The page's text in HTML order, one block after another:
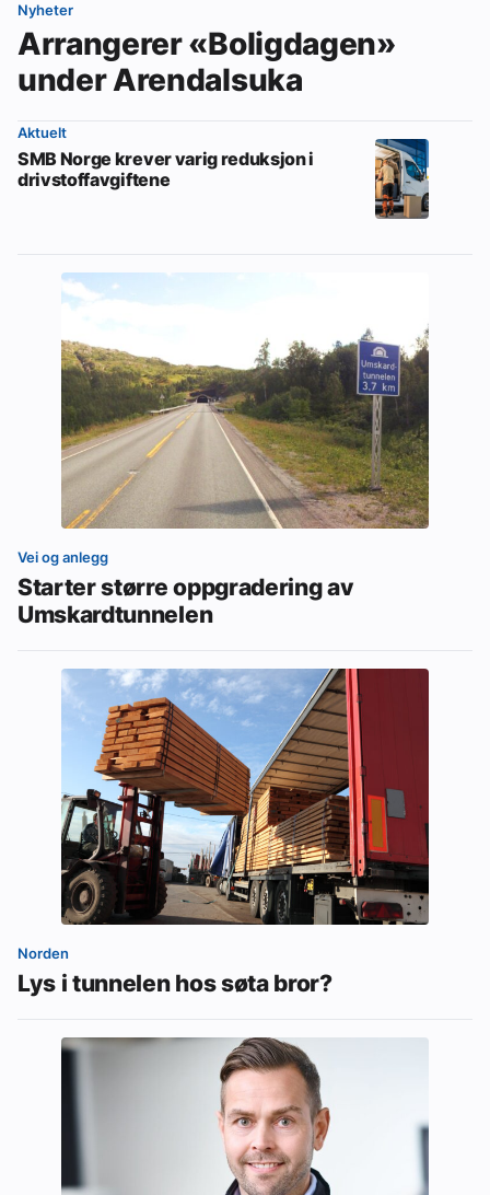
Nyheter
Arrangerer «Boligdagen»
under Arendalsuka
Aktuelt
SMB Norge krever varig reduksjon i
drivstoffavgiftene
Vei og anlegg
Starter større oppgradering av
Umskardtunnelen
Norden
Lys i tunnelen hos søta bror?